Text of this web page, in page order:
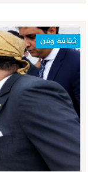
ثقافة وفن